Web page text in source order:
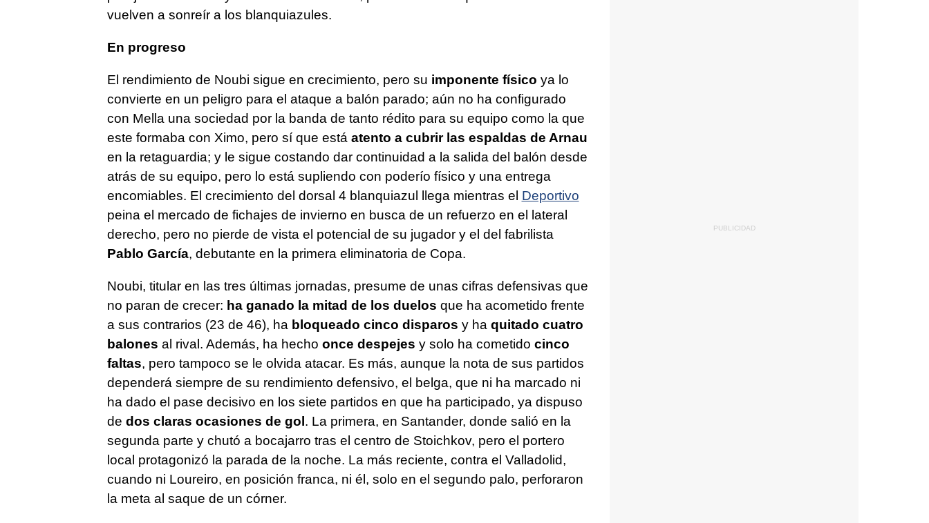
vuelven a sonreír a los blanquiazules.
En progreso
El rendimiento de Noubi sigue en crecimiento, pero su imponente físico ya lo
convierte en un peligro para el ataque a balón parado; aún no ha configurado
con Mella una sociedad por la banda de tanto rédito para su equipo como la que
este formaba con Ximo, pero sí que estáatento a cubrir las espaldas de Arnau
en la retaguardia; y le sigue costando dar continuidad a la salida del balón desde
atrás de su equipo, pero lo está supliendo con poderío físico y una entrega
encomiables. El crecimiento del dorsal 4 blanquiazul llega mientras el Deportivo
peina el mercado de fichajes de invierno en busca de un refuerzo en el lateral
derecho, pero no pierde de vista el potencial de su jugador y el del fabrilista
Pablo García, debutante en la primera eliminatoria de Copa.
Noubi, titular en las tres últimas jornadas, presume de unas cifras defensivas que
no paran de crecer: ha ganado la mitad de los duelos que ha acometido frente
a sus contrarios (23 de 46), ha bloqueado cinco disparos y ha quitado cuatro
balones al rival. Además, ha hecho once despejes y solo ha cometido cinco
faltas, pero tampoco se le olvida atacar. Es más, aunque la nota de sus partidos
dependerá siempre de su rendimiento defensivo, el belga, que ni ha marcado ni
ha dado el pase decisivo en los siete partidos en que ha participado, ya dispuso
de dos claras ocasiones de gol . La primera, en Santander, donde salió en la
segunda parte y chutó a bocajarro tras el centro de Stoichkov, pero el portero
local protagonizó la parada de la noche. La más reciente, contra el Valladolid,
cuando ni Loureiro, en posición franca, ni él, solo en el segundo palo, perforaron
la meta al saque de un córner.